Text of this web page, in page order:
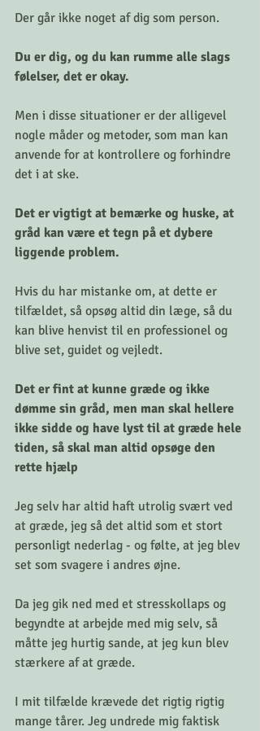
Der går ikke noget af dig som person.
Du er dig, og du kan rumme alle slags
følelser, det er okay.
Men i disse situationer er der alligevel
nogle måder og metoder, som man kan
anvende for at kontrollere og forhindre
det i at ske.
Det er vigtigt at bemærke og huske, at
gråd kan være et tegn på et dybere
liggende problem.
Hvis du har mistanke om, at dette er
tilfældet, så opsøg altid din læge, så du
kan blive henvist til en professionel og
blive set, guidet og vejledt.
Det er fint at kunne græde og ikke
dømme sin gråd, men man skal hellere
ikke sidde og have lyst til at græde hele
tiden, så skal man altid opsøge den
rette hjælp
Jeg selv har altid haft utrolig svært ved
at græde, jeg så det altid som et stort
personligt nederlag - og følte, at jeg blev
set som svagere i andres øjne.
Da jeg gik ned med et stresskollaps og
begyndte at arbejde med mig selv, så
måtte jeg hurtig sande, at jeg kun blev
stærkere af at græde.
I mit tilfælde krævede det rigtig rigtig
mange tårer. Jeg undrede mig faktisk